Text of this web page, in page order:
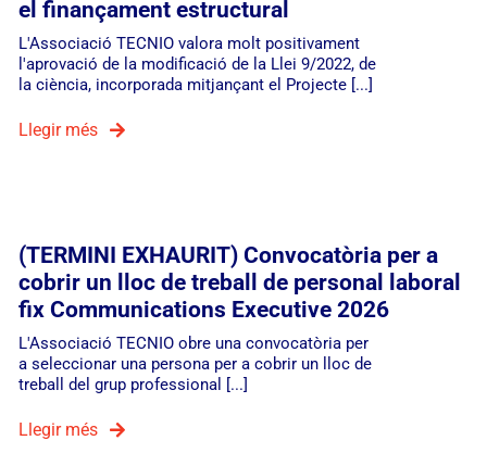
el finançament estructural
L'Associació TECNIO valora molt positivament
l'aprovació de la modificació de la Llei 9/2022, de
la ciència, incorporada mitjançant el Projecte [...]
Llegir més
(TERMINI EXHAURIT) Convocatòria per a
cobrir un lloc de treball de personal laboral
fix Communications Executive 2026
L'Associació TECNIO obre una convocatòria per
a seleccionar una persona per a cobrir un lloc de
treball del grup professional [...]
Llegir més